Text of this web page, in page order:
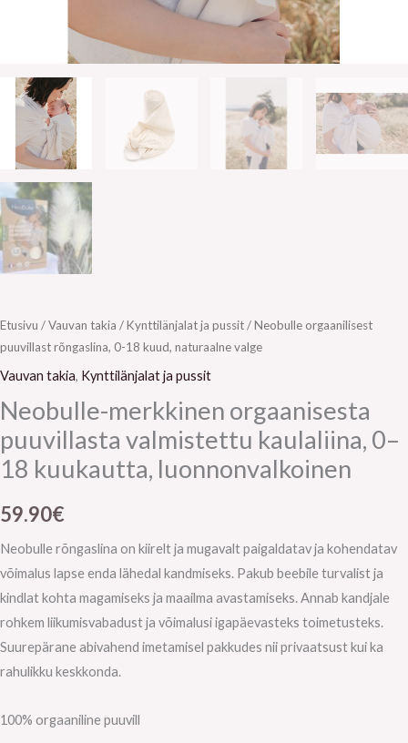
Etusivu /Vauvan takia /Kynttilänjalat ja pussit/ Neobulle orgaanilisest
puuvillast rõngaslina, 0-18 kuud, naturaalne valge
Vauvan takia, Kynttilänjalat ja pussit
Neobulle-merkkinen orgaanisesta
puuvillasta valmistettu kaulaliina, 0–
18 kuukautta, luonnonvalkoinen
59.90€
Neobulle rõngaslina on kiirelt ja mugavalt paigaldatav ja kohendatav
võimalus lapse enda lähedal kandmiseks. Pakub beebile turvalist ja
kindlat kohta magamiseks ja maailma avastamiseks. Annab kandjale
rohkem liikumisvabadust ja võimalusi igapäevasteks toimetusteks.
Suurepärane abivahend imetamisel pakkudes nii privaatsust kui ka
rahulikku keskkonda.
100% orgaaniline puuvill